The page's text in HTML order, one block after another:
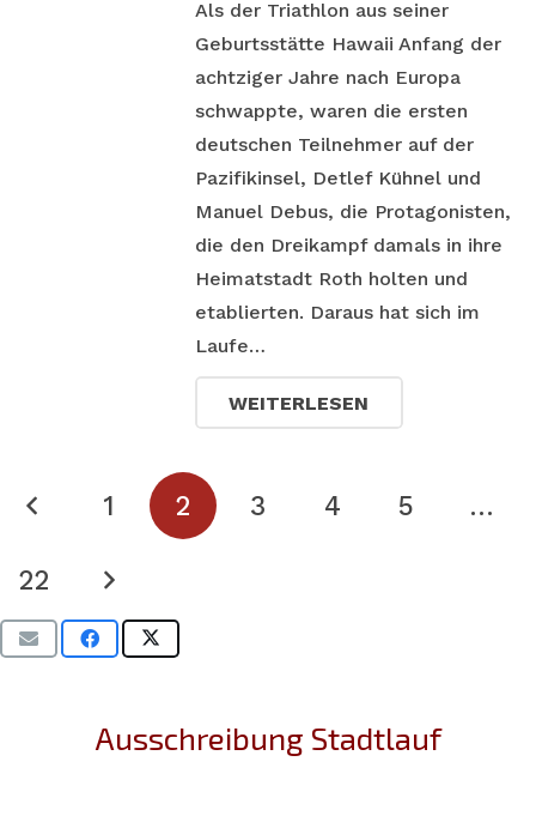
Als der Triathlon aus seiner
Geburtsstätte Hawaii Anfang der
achtziger Jahre nach Europa
schwappte, waren die ersten
deutschen Teilnehmer auf der
Pazifikinsel, Detlef Kühnel und
Manuel Debus, die Protagonisten,
die den Dreikampf damals in ihre
Heimatstadt Roth holten und
etablierten. Daraus hat sich im
Laufe…
WEITERLESEN
1 2 3 4 5 …
22
Ausschreibung Stadtlauf